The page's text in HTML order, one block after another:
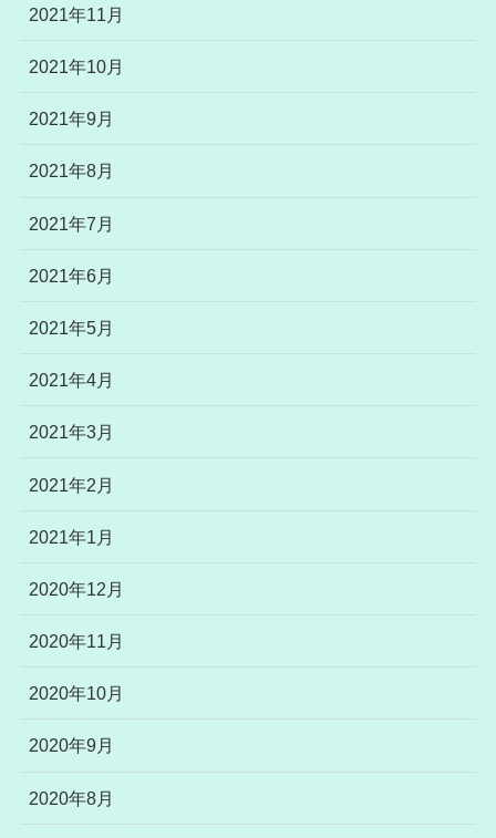
2021年11月
2021年10月
2021年9月
2021年8月
2021年7月
2021年6月
2021年5月
2021年4月
2021年3月
2021年2月
2021年1月
2020年12月
2020年11月
2020年10月
2020年9月
2020年8月